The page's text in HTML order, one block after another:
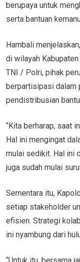
berupaya untuk
serta bantuan
Hambali
di wilayah
TNI / Polri, pihak
berpartisipasi dalam
pendistribusian
“Kita berharap, saat
Hal ini mengingat
mulai sedikit. Hal ini
juga sudah mulai
Sementara itu,
setiap stakeholder
efisien. Strategi
ini nyambung dari